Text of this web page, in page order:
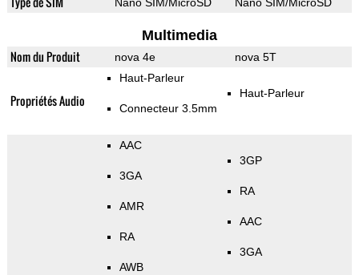
Multimedia
Nom du Produit nova 4e nova 5T
Propriétés Audio
Haut-Parleur
Connecteur 3.5mm
Haut-Parleur
AAC
3GA
AMR
RA
AWB
3GP
RA
AAC
3GA